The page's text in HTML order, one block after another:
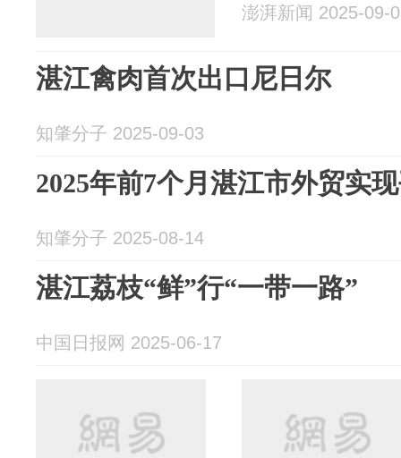
澎湃新闻 2025-09-
湛江禽肉首次出口尼日尔
知肇分子 2025-09-03
2025年前7个月湛江市外贸实
知肇分子 2025-08-14
湛江荔枝“鲜”行“一带一路”
中国日报网 2025-06-17